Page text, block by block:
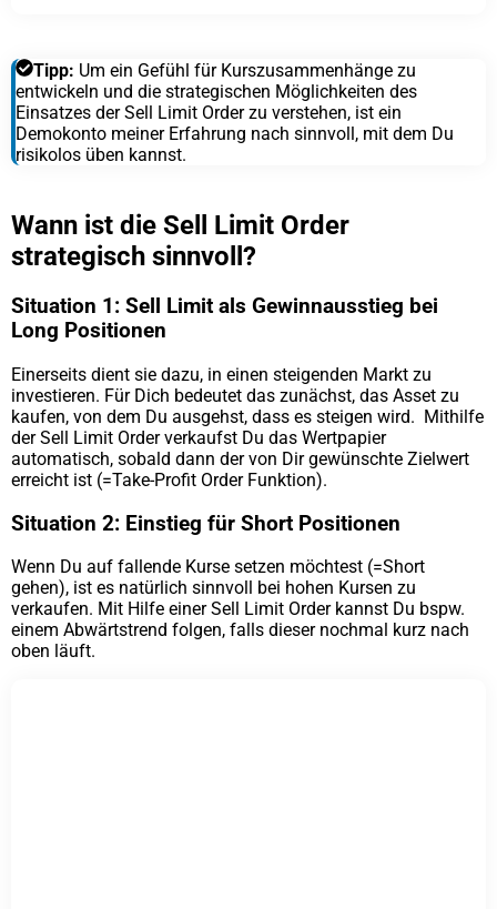
Tipp: Um ein Gefühl für Kurszusammenhänge zu
entwickeln und die strategischen Möglichkeiten des
Einsatzes der Sell Limit Order zu verstehen, ist ein
Demokonto meiner Erfahrung nach sinnvoll, mit dem Du
risikolos üben kannst.
Wann ist die Sell Limit Order
strategisch sinnvoll?
Situation 1: Sell Limit als Gewinnausstieg bei
Long Positionen
Einerseits dient sie dazu, in einen steigenden Markt zu
investieren. Für Dich bedeutet das zunächst, das Asset zu
kaufen, von dem Du ausgehst, dass es steigen wird. Mithilfe
der Sell Limit Order verkaufst Du das Wertpapier
automatisch, sobald dann der von Dir gewünschte Zielwert
erreicht ist (=Take-Profit Order Funktion).
Situation 2: Einstieg für Short Positionen
Wenn Du auf fallende Kurse setzen möchtest (=Short
gehen), ist es natürlich sinnvoll bei hohen Kursen zu
verkaufen. Mit Hilfe einer Sell Limit Order kannst Du bspw.
einem Abwärtstrend folgen, falls dieser nochmal kurz nach
oben läuft.